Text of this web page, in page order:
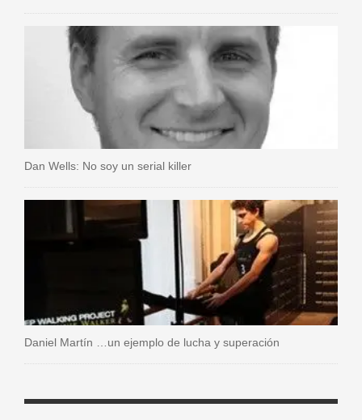
Dan Wells: No soy un serial killer
Daniel Martín …un ejemplo de lucha y superación